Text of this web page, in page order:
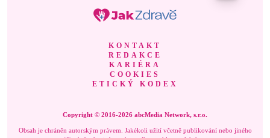
KONTAKT
REDAKCE
KARIÉRA
COOKIES
ETICKÝ KODEX
Copyright © 2016-2026 abcMedia Network, s.r.o.
Obsah je chráněn autorským právem. Jakékoli užití včetně publikování nebo jiného